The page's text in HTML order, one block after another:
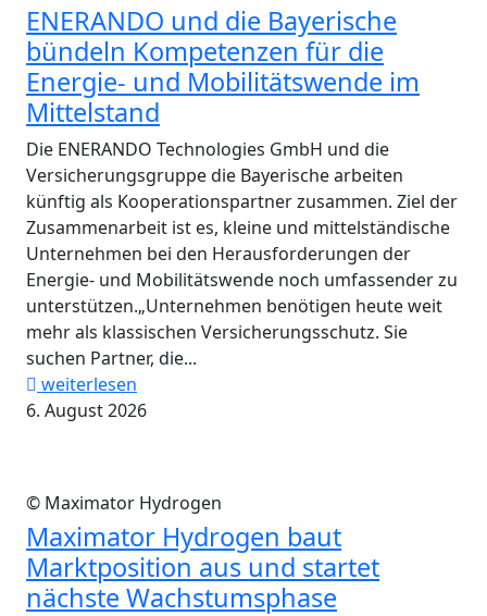
ENERANDO und die Bayerische
bündeln Kompetenzen für die
Energie- und Mobilitätswende im
Mittelstand
Die ENERANDO Technologies GmbH und die
Versicherungsgruppe die Bayerische arbeiten
künftig als Kooperationspartner zusammen. Ziel der
Zusammenarbeit ist es, kleine und mittelständische
Unternehmen bei den Herausforderungen der
Energie- und Mobilitätswende noch umfassender zu
unterstützen.„Unternehmen benötigen heute weit
mehr als klassischen Versicherungsschutz. Sie
suchen Partner, die...
weiterlesen
6. August 2026
© Maximator Hydrogen
Maximator Hydrogen baut
Marktposition aus und startet
nächste Wachstumsphase